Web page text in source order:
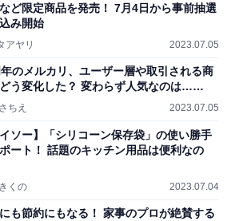
ど限定商品を発売！ 7月4日から事前抽選
み開始
アヤリ 2023.07.05
のメルカリ、ユーザー層や取引される商
う変化した？ 変わらず人気なのは……
ちえ 2023.07.05
イソー】「シリコーン保存袋」の使い勝手
ート！ 話題のキッチン用品は便利なの
くの 2023.07.04
も節約にもなる！ 家事のプロが絶賛する